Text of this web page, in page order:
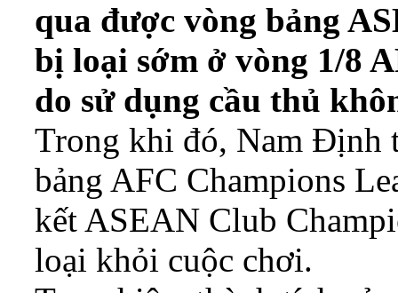
qua được vòng bảng
bị loại sớm ở vòng 1/8
do sử dụng cầu thủ
Trong khi đó, Nam Định
bảng AFC Champions
kết ASEAN Club
loại khỏi cuộc chơi.